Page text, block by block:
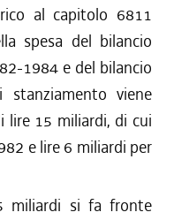
al capitolo 6811
spesa del bilancio
1984 e del bilancio
viene
lire 15 miliardi, di cui
e lire 6 miliardi per
miliardi si fa fronte